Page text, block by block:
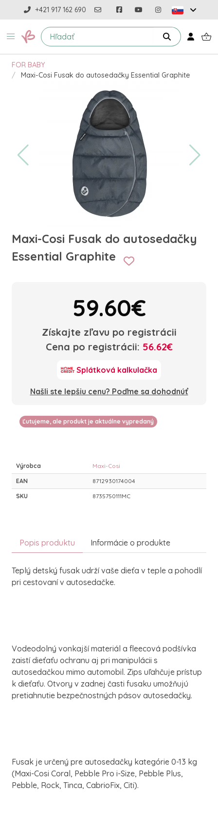
+421 917 162 690
FOR BABY
Maxi-Cosi Fusak do autosedačky Essential Graphite
Maxi-Cosi Fusak do autosedačky
Essential Graphite
59.60€
Získajte zľavu po registrácii
Cena po registrácii: 56.62€
Splátková kalkulačka
Našli ste lepšiu cenu? Poďme sa dohodnúť
Ľutujeme, ale produkt je aktuálne vypredaný
Výrobca Maxi-Cosi
EAN 8712930174004
SKU 8735750111MC
Popis produktu Informácie o produkte
Teplý detský fusak udrží vaše dieťa v teple a pohodlí
pri cestovaní v autosedačke.
Vodeodolný vonkajší materiál a fleecová podšívka
zaistí dieťaťu ochranu aj pri manipulácii s
autosedačkou mimo automobil. Zips uľahčuje prístup
k dieťaťu. Otvory v zadnej časti fusaku umožňujú
pretiahnutie bezpečnostných pásov autosedačky.
Fusak je určený pre autosedačky kategórie 0-13 kg
(Maxi-Cosi Coral, Pebble Pro i-Size, Pebble Plus,
Pebble, Rock, Tinca, CabrioFix, Citi).